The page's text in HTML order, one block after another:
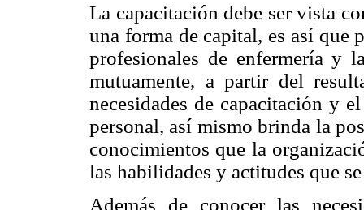
La capacitación debe ser vista
una forma de capital, es así que
profesionales de enfermería y
mutuamente, a partir del
necesidades de capacitación y
personal, así mismo brinda la
conocimientos que la
las habilidades y actitudes que
Además de conocer las